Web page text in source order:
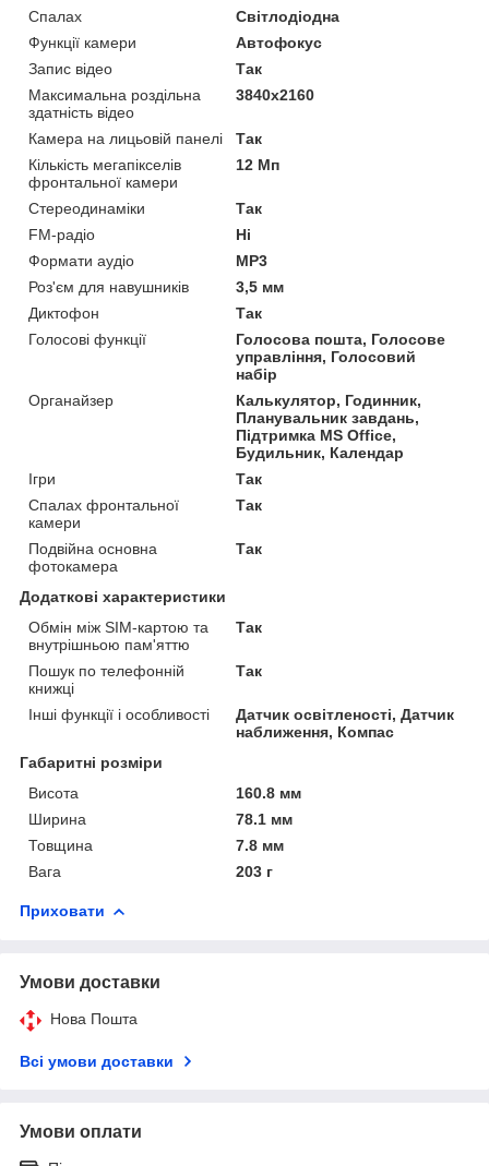
Спалах
Світлодіодна
Функції камери
Автофокус
Запис відео
Так
Максимальна роздільна
здатність відео
3840x2160
Камера на лицьовій панелі
Так
Кількість мегапікселів
фронтальної камери
12 Мп
Стереодинаміки
Так
FM-радіо
Ні
Формати аудіо
MP3
Роз'єм для навушників
3,5 мм
Диктофон
Так
Голосові функції
Голосова пошта, Голосове
управління, Голосовий
набір
Органайзер
Калькулятор, Годинник,
Планувальник завдань,
Підтримка MS Office,
Будильник, Календар
Ігри
Так
Спалах фронтальної
камери
Так
Подвійна основна
фотокамера
Так
Додаткові характеристики
Обмін між SIM-картою та
внутрішньою пам'яттю
Так
Пошук по телефонній
книжці
Так
Інші функції і особливості
Датчик освітленості, Датчик
наближення, Компас
Габаритні розміри
Висота
160.8 мм
Ширина
78.1 мм
Товщина
7.8 мм
Вага
203 г
Приховати
Умови доставки
Нова Пошта
Всі умови доставки
Умови оплати